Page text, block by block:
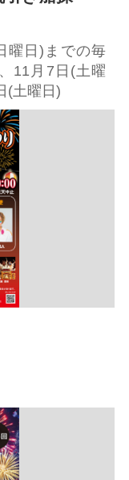
曜日)までの毎
11月7日(土曜
(土曜日)